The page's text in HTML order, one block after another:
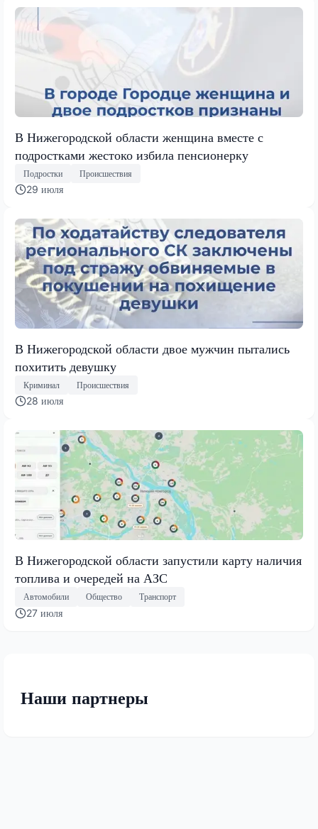
В Нижегородской области женщина вместе с
подростками жестоко избила пенсионерку
Подростки Происшествия
29 июля
В Нижегородской области двое мужчин пытались
похитить девушку
Криминал Происшествия
28 июля
В Нижегородской области запустили карту наличия
топлива и очередей на АЗС
Автомобили Общество Транспорт
27 июля
Наши партнеры